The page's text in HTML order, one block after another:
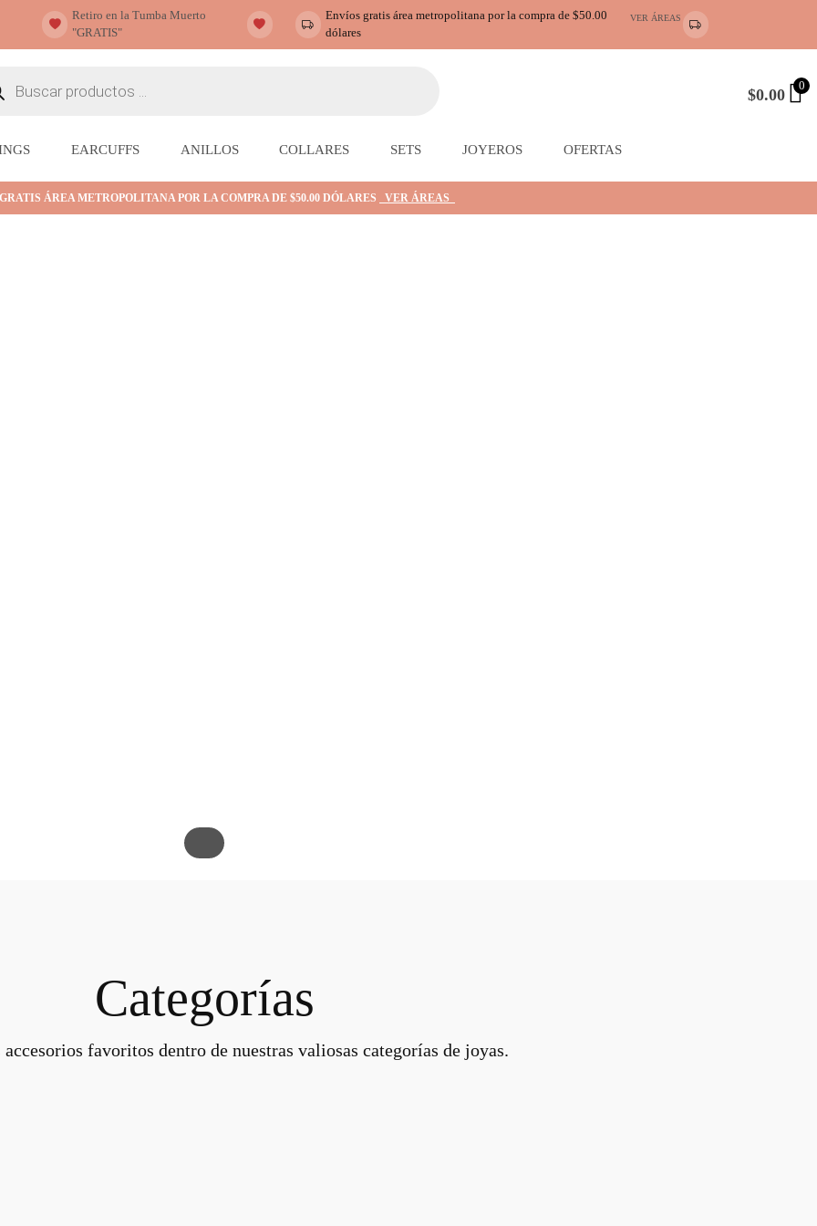
Retiro en la Tumba Muerto
"GRATIS"
Envíos gratis área metropolitana por la compra de $50.00
dólares
VER ÁREAS
$0.00 0
EARCUFFS ANILLOS COLLARES SETS JOYEROS OFERTAS
ÁREA METROPOLITANA POR LA COMPRA DE $50.00 DÓLARES VER ÁREAS
Categorías
accesorios favoritos dentro de nuestras valiosas categorías de joyas.